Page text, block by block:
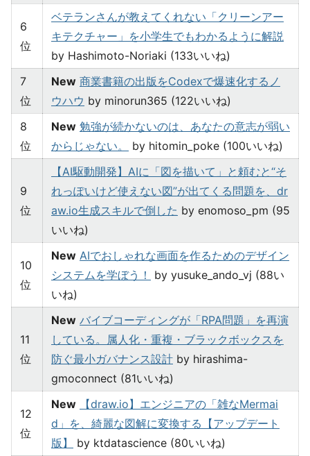
6
位
ベテランさんが教えてくれない「クリーンアー
キテクチャー」を小学生でもわかるように解説
by Hashimoto-Noriaki (133いいね)
7
位
New 商業書籍の出版をCodexで爆速化するノ
ウハウ by minorun365 (122いいね)
8
位
New 勉強が続かないのは、あなたの意志が弱い
からじゃない。
by hitomin_poke (100いいね)
9
位
【AI駆動開発】AIに「図を描いて」と頼むと“そ
れっぽいけど使えない図”が出てくる問題を、dr
aw.io生成スキルで倒した by enomoso_pm (95
いいね)
10
位
New AIでおしゃれな画面を作るためのデザイン
システムを学ぼう！
by yusuke_ando_vj (88い
いね)
11
位
New バイブコーディングが「RPA問題」を再演
している。属人化・重複・ブラックボックスを
防ぐ最小ガバナンス設計 by hirashima-
gmoconnect (81いいね)
12
位
New
【draw.io】エンジニアの「雑なMermai
d」を、綺麗な図解に変換する【アップデート
版】
by ktdatascience (80いいね)